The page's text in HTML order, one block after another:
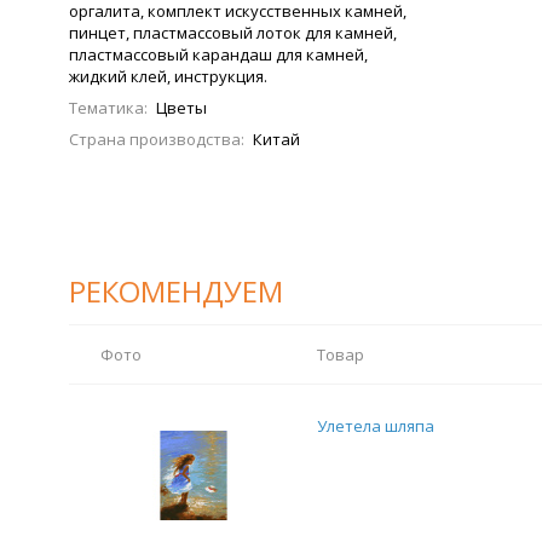
оргалита, комплект искусственных камней,
пинцет, пластмассовый лоток для камней,
пластмассовый карандаш для камней,
жидкий клей, инструкция.
Тематика: Цветы
Страна производства: Китай
РЕКОМЕНДУЕМ
Фото Товар
Улетела шляпа